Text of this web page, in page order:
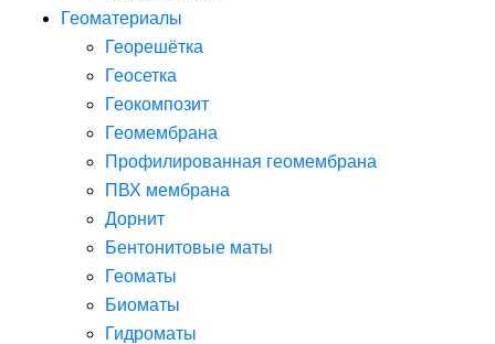
Геоматериалы
Георешётка
Геосетка
Геокомпозит
Геомембрана
Профилированная геомембрана
ПВХ мембрана
Дорнит
Бентонитовые маты
Геоматы
Биоматы
Гидроматы